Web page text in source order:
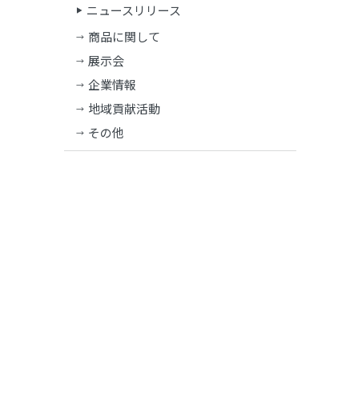
ニュースリリース
商品に関して
展示会
企業情報
地域貢献活動
その他